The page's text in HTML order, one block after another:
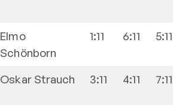
Elmo
Schönborn
1:11 6:11 5:11
Oskar Strauch 3:11 4:11 7:11